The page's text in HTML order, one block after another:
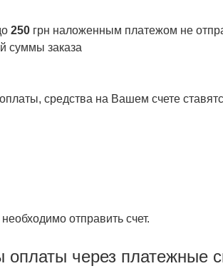
250 грн наложенным платежом не
суммы заказа
средства на Вашем счете
отправить счет.
оплаты через платежные